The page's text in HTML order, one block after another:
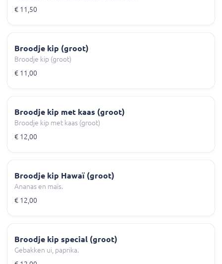
€ 11,50
Broodje kip (groot)
Broodje kip (groot)
€ 11,00
Broodje kip met kaas (groot)
Broodje kip met kaas (groot)
€ 12,00
Broodje kip Hawaï (groot)
Ananas en maïs.
€ 12,00
Broodje kip special (groot)
Gebakken ui, paprika.